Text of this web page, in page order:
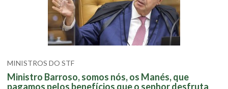
MINISTROS DO STF
Ministro Barroso, somos nós, os Manés, que
pagamos pelos benefícios que o senhor desfruta